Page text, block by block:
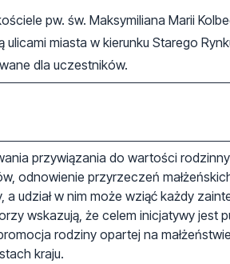
pw. św. Maksymiliana Marii
miasta w kierunku Starego
dla uczestników.
przywiązania do wartości
odnowienie przyrzeczeń
udział w nim może wziąć każdy
wskazują, że celem inicjatywy jest
rodziny opartej na
kraju.